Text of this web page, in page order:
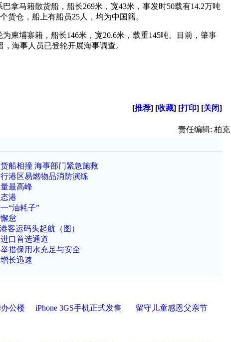
拿马籍散货船，船长269米，宽43米，事发时50载有14.2万吨
货仓，船上有船员25人，均为中国籍。
柬埔寨籍，船长146米，宽20.6米，载重145吨。目前，肇事
海事人员已登轮开展海事调查。
[推荐] [收藏] [打印] [关闭]
责任编辑: 柏克
船相撞 海事部门紧急施救
港区易燃物品消防演练
最高峰
港
“油耗子”
怠
客运码头起航（图）
口首选通道
措保用水充足与安全
长迅速
公楼 iPhone 3GS手机正式发售 留守儿童感恩父亲节